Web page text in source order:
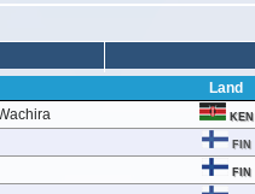
Land
KEN
FIN
FIN